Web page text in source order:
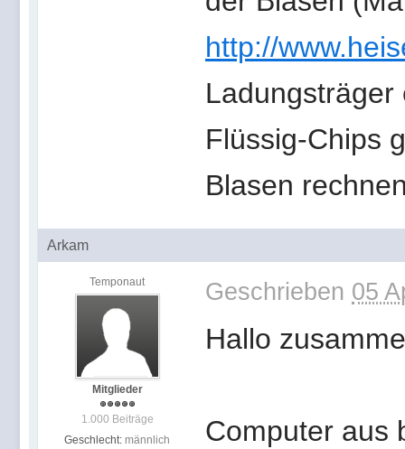
http://
Flüssig-Chips
Blasen
Arkam
Temponaut
Mitglieder
1.000 Beiträge
Geschlecht: männlich
Geschrieben 05
Hallo
Computer aus